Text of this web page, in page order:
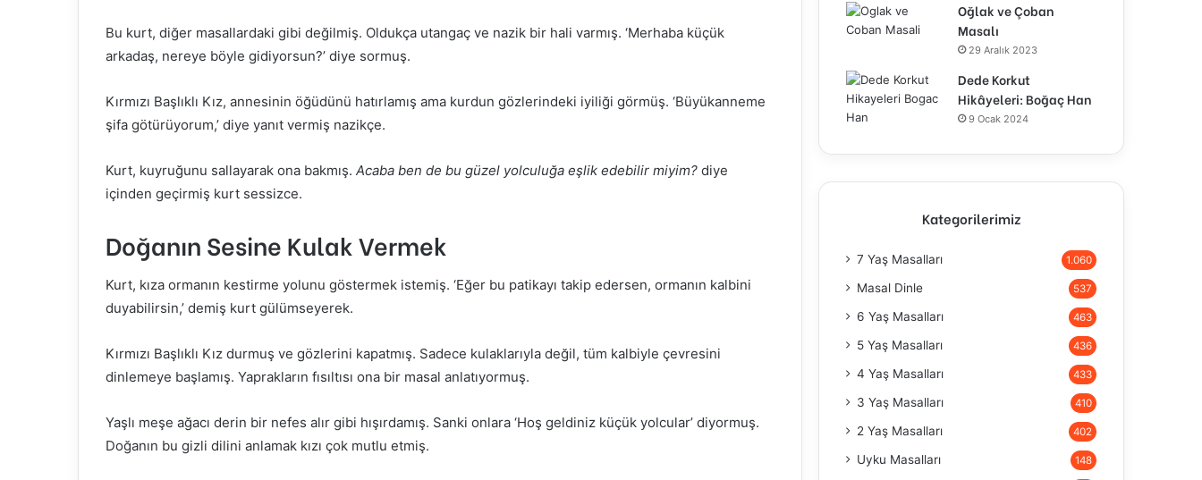
Bu kurt, diğer masallardaki gibi değilmiş. Oldukça utangaç ve nazik bir hali varmış. ‘Merhaba küçük
arkadaş, nereye böyle gidiyorsun?’ diye sormuş.
Kırmızı Başlıklı Kız, annesinin öğüdünü hatırlamış ama kurdun gözlerindeki iyiliği görmüş. ‘Büyükanneme
şifa götürüyorum,’ diye yanıt vermiş nazikçe.
Kurt, kuyruğunu sallayarak ona bakmış. Acaba ben de bu güzel yolculuğa eşlik edebilir miyim? diye
içinden geçirmiş kurt sessizce.
Doğanın Sesine Kulak Vermek
Kurt, kıza ormanın kestirme yolunu göstermek istemiş. ‘Eğer bu patikayı takip edersen, ormanın kalbini
duyabilirsin,’ demiş kurt gülümseyerek.
Kırmızı Başlıklı Kız durmuş ve gözlerini kapatmış. Sadece kulaklarıyla değil, tüm kalbiyle çevresini
dinlemeye başlamış. Yaprakların fısıltısı ona bir masal anlatıyormuş.
Yaşlı meşe ağacı derin bir nefes alır gibi hışırdamış. Sanki onlara ‘Hoş geldiniz küçük yolcular’ diyormuş.
Doğanın bu gizli dilini anlamak kızı çok mutlu etmiş.
Oğlak ve Çoban
Masalı
29 Aralık 2023
Dede Korkut
Hikâyeleri: Boğaç Han
9 Ocak 2024
Kategorilerimiz
7 Yaş Masalları 1.060
Masal Dinle 537
6 Yaş Masalları 463
5 Yaş Masalları 436
4 Yaş Masalları 433
3 Yaş Masalları 410
2 Yaş Masalları 402
Uyku Masalları 148